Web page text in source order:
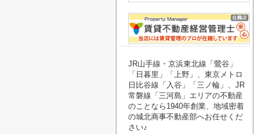
JR山手線・京浜東北線「鶯谷 」
「 日暮里 」「 上野 」、東京メトロ
日比谷線「 入谷 」「 三ノ輪 」、JR
常磐線「 三河島 」エリアの不動産
のことなら1940年創業、地域密着
の城北商事不動産部へお任せくだ
さい♪